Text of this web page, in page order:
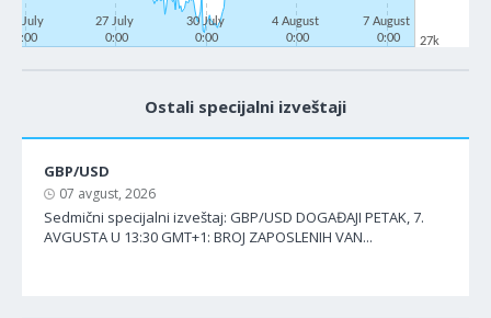
22 July
0:00
27 July
0:00
30 July
0:00
4 August
0:00
7 August
0:00
27k
Ostali specijalni izveštaji
GBP/USD
07 avgust, 2026
Sedmični specijalni izveštaj: GBP/USD DOGAĐAJI PETAK, 7.
AVGUSTA U 13:30 GMT+1: BROJ ZAPOSLENIH VAN...